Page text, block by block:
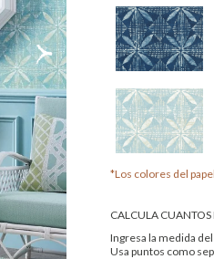
*Los colores del
CALCULA CUANTOS
Ingresa la medida
Usa puntos como